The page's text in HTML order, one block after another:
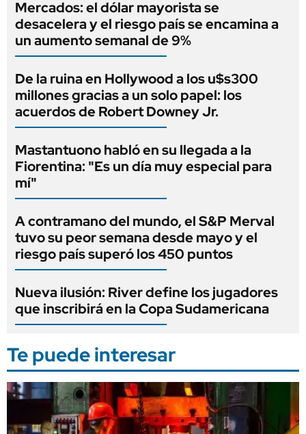
Mercados: el dólar mayorista se
desacelera y el riesgo país se encamina a
un aumento semanal de 9%
De la ruina en Hollywood a los u$s300
millones gracias a un solo papel: los
acuerdos de Robert Downey Jr.
Mastantuono habló en su llegada a la
Fiorentina: "Es un día muy especial para
mí"
A contramano del mundo, el S&P Merval
tuvo su peor semana desde mayo y el
riesgo país superó los 450 puntos
Nueva ilusión: River define los jugadores
que inscribirá en la Copa Sudamericana
Te puede interesar